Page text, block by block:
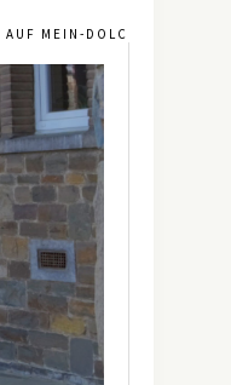
MEIN-DOLCEVITA.DE